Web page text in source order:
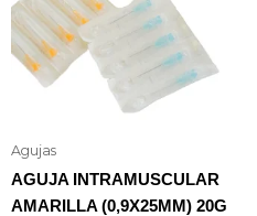
Agujas
AGUJA INTRAMUSCULAR
AMARILLA (0,9X25MM) 20G